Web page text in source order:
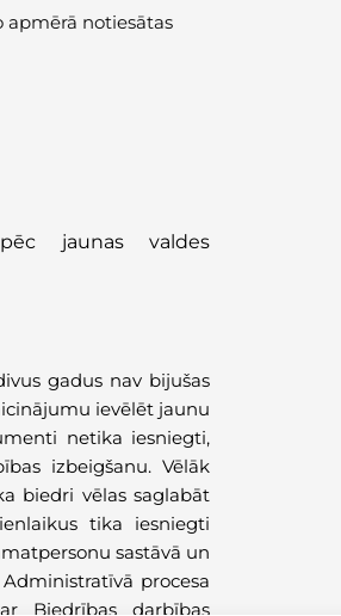
apmērā notiesātas
jaunas valdes
gadus nav bijušas
ievēlēt jaunu
netika iesniegti,
izbeigšanu. Vēlāk
biedri vēlas saglabāt
tika iesniegti
sastāvā un
procesa
Biedrības darbības